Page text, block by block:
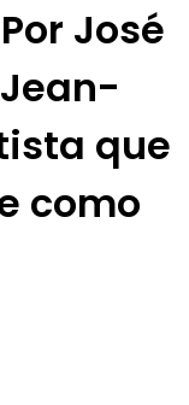
José
que
como